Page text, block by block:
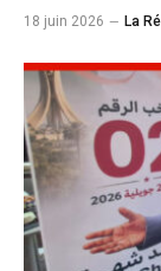
18 juin 2026 La